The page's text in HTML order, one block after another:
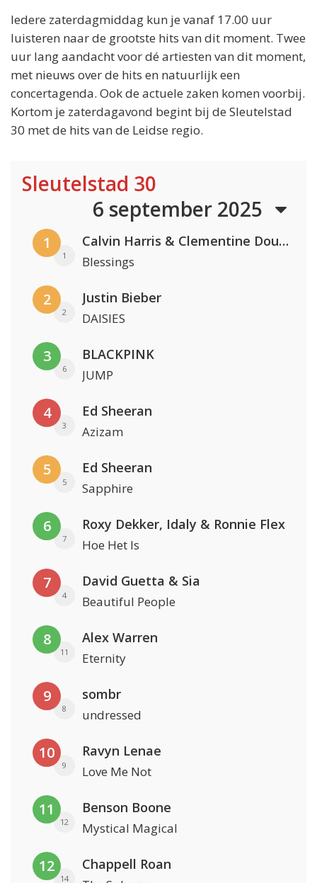
Iedere zaterdagmiddag kun je vanaf 17.00 uur
luisteren naar de grootste hits van dit moment. Twee
uur lang aandacht voor dé artiesten van dit moment,
met nieuws over de hits en natuurlijk een
concertagenda. Ook de actuele zaken komen voorbij.
Kortom je zaterdagavond begint bij de Sleutelstad
30 met de hits van de Leidse regio.
Sleutelstad 30
6 september 2025
1
1
Calvin Harris & Clementine Douglas
Blessings
2
2
Justin Bieber
DAISIES
3
6
BLACKPINK
JUMP
4
3
Ed Sheeran
Azizam
5
5
Ed Sheeran
Sapphire
6
7
Roxy Dekker, Idaly & Ronnie Flex
Hoe Het Is
7
4
David Guetta & Sia
Beautiful People
8
11
Alex Warren
Eternity
9
8
sombr
undressed
10
9
Ravyn Lenae
Love Me Not
11
12
Benson Boone
Mystical Magical
12
14
Chappell Roan